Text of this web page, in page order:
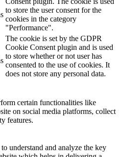
to store the user consent for the
cookies in the category
"Performance".
The cookie is set by the GDPR
Cookie Consent plugin and is used
to store whether or not user has
consented to the use of cookies. It
does not store any personal data.
certain functionalities like
on social media platforms, collect
features.
understand and analyze the key